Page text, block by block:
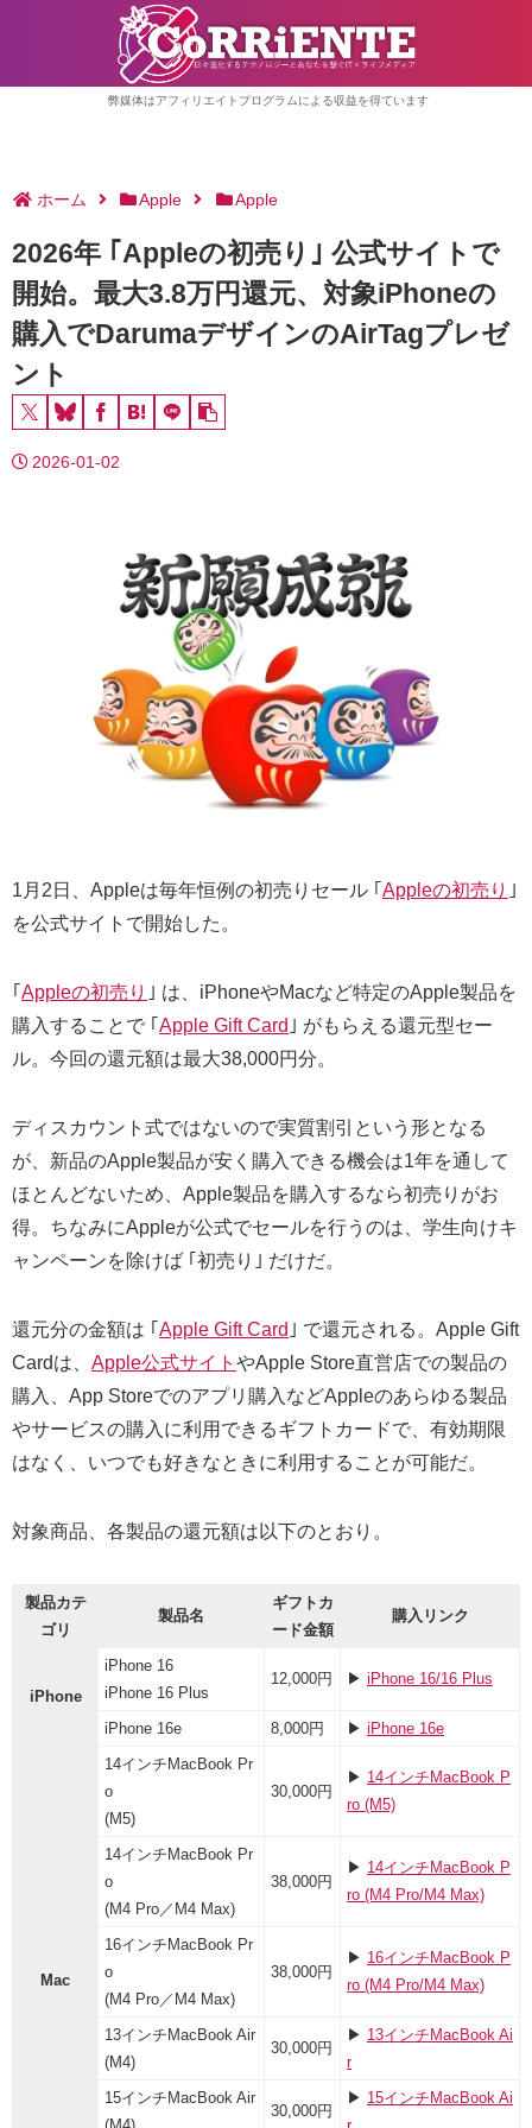
弊媒体はアフィリエイトプログラムによる収益を得ています
ホーム Apple Apple
2026年 ｢Appleの初売り｣ 公式サイトで
開始。最大3.8万円還元、対象iPhoneの
購入でDarumaデザインのAirTagプレゼ
ント
2026-01-02
1月2日、Appleは毎年恒例の初売りセール ｢ Appleの初売り ｣
を公式サイトで開始した。
｢ Appleの初売り ｣ は、iPhoneやMacなど特定のApple製品を
購入することで ｢ Apple Gift Card ｣ がもらえる還元型セー
ル。今回の還元額は最大38,000円分。
ディスカウント式ではないので実質割引という形となる
が、新品のApple製品が安く購入できる機会は1年を通して
ほとんどないため、Apple製品を購入するなら初売りがお
得。ちなみにAppleが公式でセールを行うのは、学生向けキ
ャンペーンを除けば ｢初売り｣ だけだ。
還元分の金額は ｢ Apple Gift Card ｣ で還元される。Apple Gift
Cardは、 Apple公式サイト やApple Store直営店での製品の
購入、App Storeでのアプリ購入などAppleのあらゆる製品
やサービスの購入に利用できるギフトカードで、有効期限
はなく、いつでも好きなときに利用することが可能だ。
対象商品、各製品の還元額は以下のとおり。
製品カテ
ゴリ
製品名
ギフトカ
ード金額
購入リンク
iPhone
iPhone 16
iPhone 16 Plus
12,000円 ▶︎ iPhone 16/16 Plus
iPhone 16e 8,000円 ▶︎ iPhone 16e
Mac
14インチMacBook Pr
o
(M5)
30,000円
▶︎ 14インチMacBook P
ro (M5)
14インチMacBook Pr
o
(M4 Pro／M4 Max)
38,000円
▶︎ 14インチMacBook P
ro (M4 Pro/M4 Max)
16インチMacBook Pr
o
(M4 Pro／M4 Max)
38,000円
▶︎ 16インチMacBook P
ro (M4 Pro/M4 Max)
13インチMacBook Air
(M4)
30,000円
▶︎ 13インチMacBook Ai
r
15インチMacBook Air
30,000円
▶︎ 15インチMacBook Ai